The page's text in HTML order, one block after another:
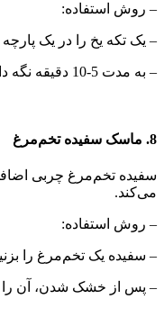
– روش استفاده:
– یک تکه یخ را در یک
– به مدت 5-10 دقیقه نگه دارید.
8. ماسک سفیده تخم‌مرغ
سفیده تخم‌مرغ چربی
می‌کند.
– روش استفاده:
– سفیده یک تخم‌مرغ را
– پس از خشک شدن، آن را